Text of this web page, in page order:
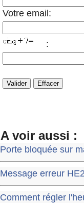
Votre email:
:
A voir aussi :
Porte bloquée sur
Message erreur
Comment régler